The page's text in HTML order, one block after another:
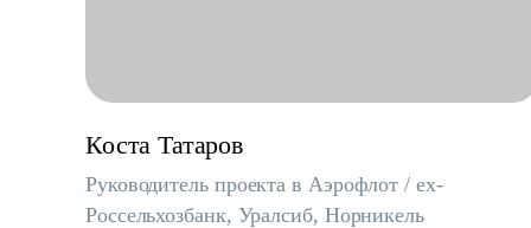
Коста Татаров
Руководитель проекта в Аэрофлот / ex-
Россельхозбанк, Уралсиб, Норникель